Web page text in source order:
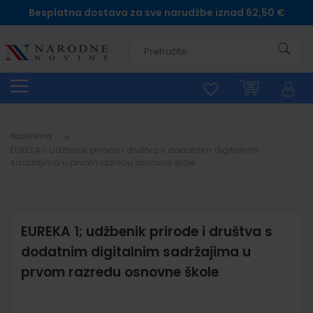
Besplatna dostava za sve narudžbe iznad 62,50 €
Naslovna
EUREKA 1; udžbenik prirode i društva s
dodatnim digitalnim sadržajima u
prvom razredu osnovne škole